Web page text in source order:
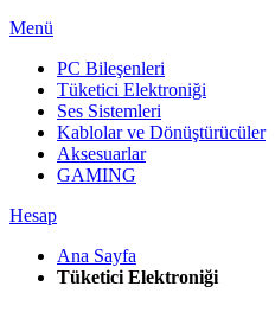
Menü
PC Bileşenleri
Tüketici Elektroniği
Ses Sistemleri
Kablolar ve Dönüştürücüler
Aksesuarlar
GAMING
Hesap
Ana Sayfa
Tüketici Elektroniği